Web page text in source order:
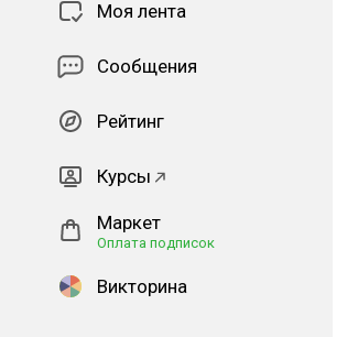
Моя лента
Сообщения
Рейтинг
Курсы
Маркет
Оплата подписок
Викторина